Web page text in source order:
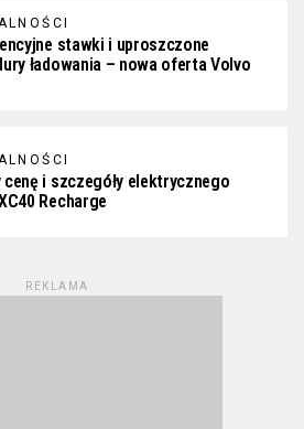
stawki i uproszczone
ładowania – nowa oferta Volvo
cenę i szczegóły elektrycznego
Recharge
REKLAMA